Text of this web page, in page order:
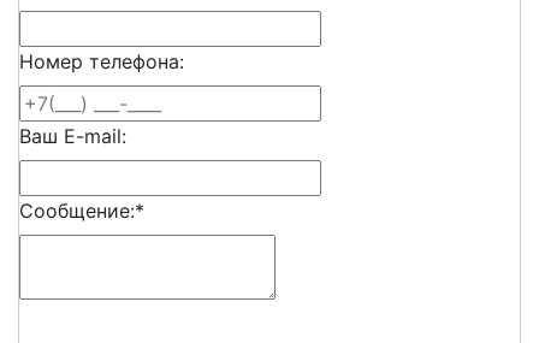
Номер телефона:
Ваш E-mail:
Сообщение:*